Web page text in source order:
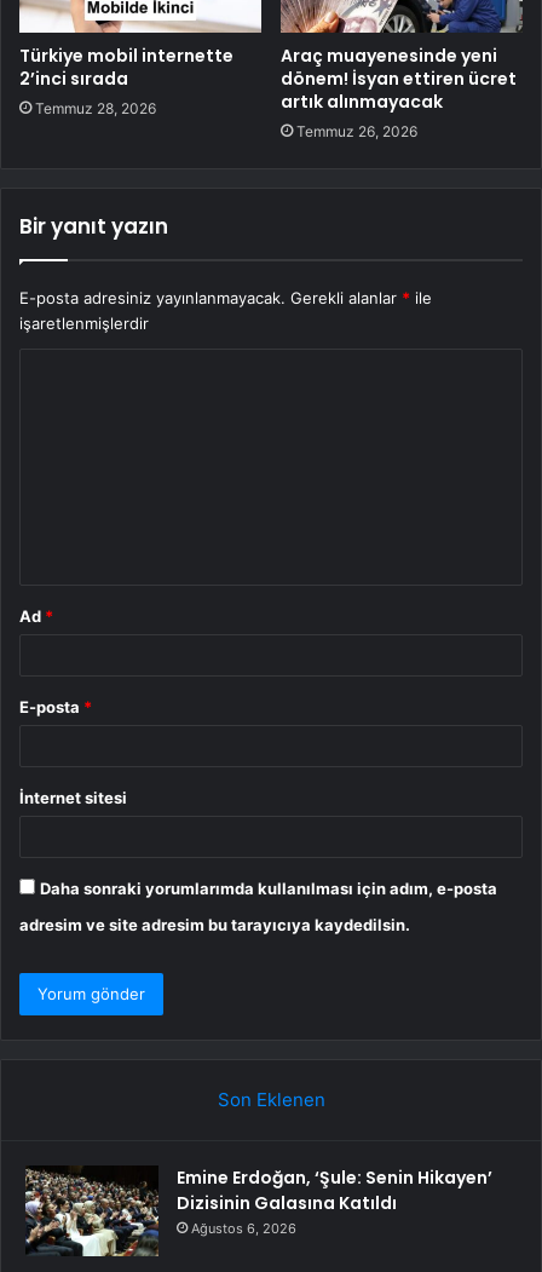
Türkiye mobil internette
2’inci sırada
Temmuz 28, 2026
Araç muayenesinde yeni
dönem! İsyan ettiren ücret
artık alınmayacak
Temmuz 26, 2026
Bir yanıt yazın
E-posta adresiniz yayınlanmayacak. Gerekli alanlar * ile
işaretlenmişlerdir
Ad *
E-posta *
İnternet sitesi
Daha sonraki yorumlarımda kullanılması için adım, e-posta
adresim ve site adresim bu tarayıcıya kaydedilsin.
Son Eklenen
Emine Erdoğan, ‘Şule: Senin Hikayen’
Dizisinin Galasına Katıldı
Ağustos 6, 2026